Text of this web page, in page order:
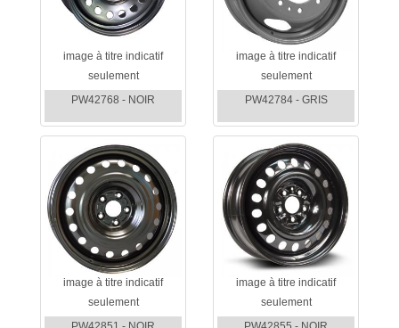
image à titre indicatif
seulement
PW42768 - NOIR
image à titre indicatif
seulement
PW42784 - GRIS
image à titre indicatif
seulement
image à titre indicatif
seulement